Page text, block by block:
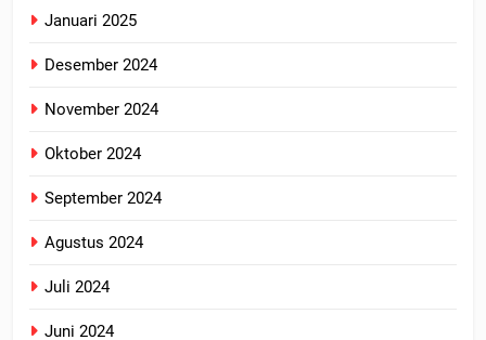
Januari 2025
Desember 2024
November 2024
Oktober 2024
September 2024
Agustus 2024
Juli 2024
Juni 2024